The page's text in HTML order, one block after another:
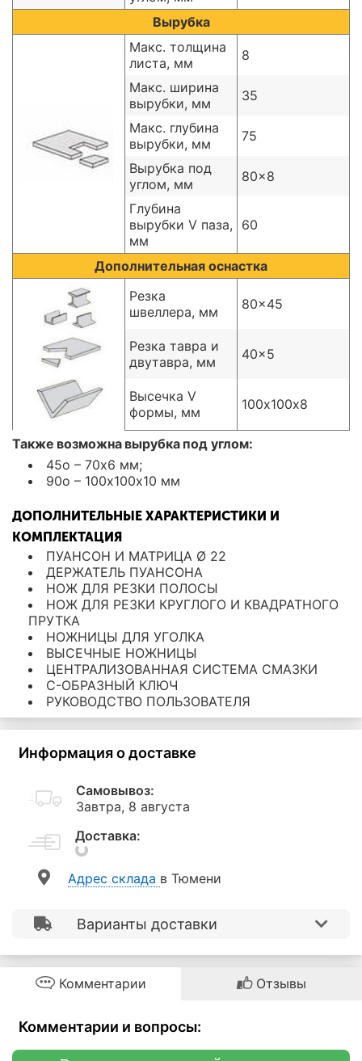
Вырубка
Макс. толщина
листа, мм
8
Макс. ширина
вырубки, мм
35
Макс. глубина
вырубки, мм
75
Вырубка под
углом, мм
80x8
Глубина
вырубки V паза,
мм
60
Дополнительная оснастка
Резка
швеллера, мм
80x45
Резка тавра и
двутавра, мм
40x5
Высечка V
формы, мм
100х100х8
Также возможна вырубка под углом:
45о – 70х6 мм;
90о – 100х100х10 мм
ДОПОЛНИТЕЛЬНЫЕ ХАРАКТЕРИСТИКИ И
КОМПЛЕКТАЦИЯ
ПУАНСОН И МАТРИЦА Ø 22
ДЕРЖАТЕЛЬ ПУАНСОНА
НОЖ ДЛЯ РЕЗКИ ПОЛОСЫ
НОЖ ДЛЯ РЕЗКИ КРУГЛОГО И КВАДРАТНОГО
ПРУТКА
НОЖНИЦЫ ДЛЯ УГОЛКА
ВЫСЕЧНЫЕ НОЖНИЦЫ
ЦЕНТРАЛИЗОВАННАЯ СИСТЕМА СМАЗКИ
С-ОБРАЗНЫЙ КЛЮЧ
РУКОВОДСТВО ПОЛЬЗОВАТЕЛЯ
Информация о доставке
Самовывоз:
Завтра, 8 августа
Доставка:
Aдрес склада в Тюмени
Варианты доставки
Комментарии Отзывы
Комментарии и вопросы: